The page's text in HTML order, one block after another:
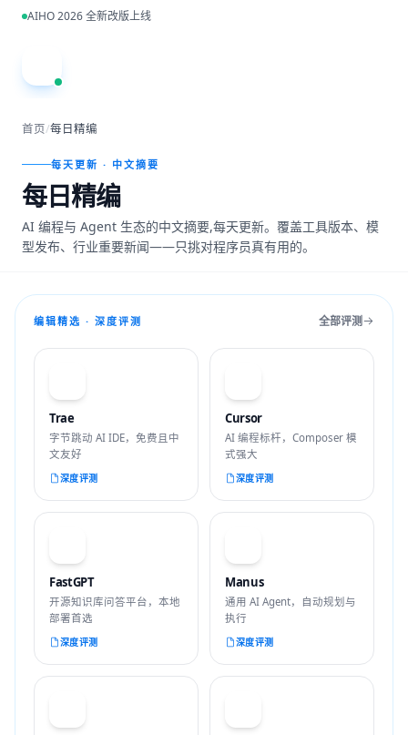
跳到主内容
AIHO 2026 全新改版上线
首页/每日精编
每天更新 · 中文摘要
每日精编
AI 编程与 Agent 生态的中文摘要,每天更新。覆盖工具版本、模
型发布、行业重要新闻——只挑对程序员真有用的。
编辑精选 · 深度评测 全部评测
Trae
字节跳动 AI IDE，免费且中
文友好
深度评测
Cursor
AI 编程标杆，Composer 模
式强大
深度评测
FastGPT
开源知识库问答平台，本地
部署首选
深度评测
Manus
通用 AI Agent，自动规划与
执行
深度评测